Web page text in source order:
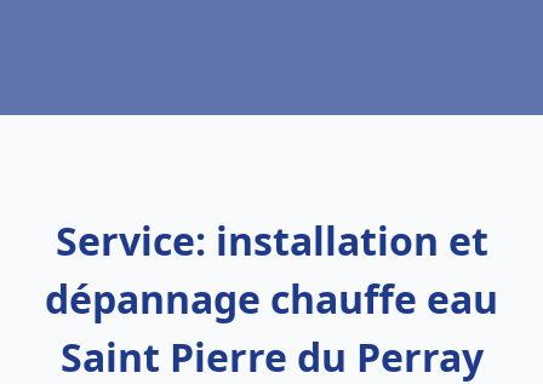
Service: installation et
dépannage chauffe eau
Saint Pierre du Perray